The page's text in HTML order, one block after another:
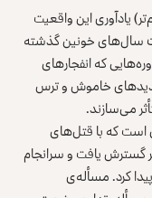
یادآوری این واقعیت
سال‌های خونین گذشته
که انفجارهای
خاموش و ترس
می‌سازند.
است که با قتل‌های
گسترش یافت و سرانجام
کرد. مسأله‌ی